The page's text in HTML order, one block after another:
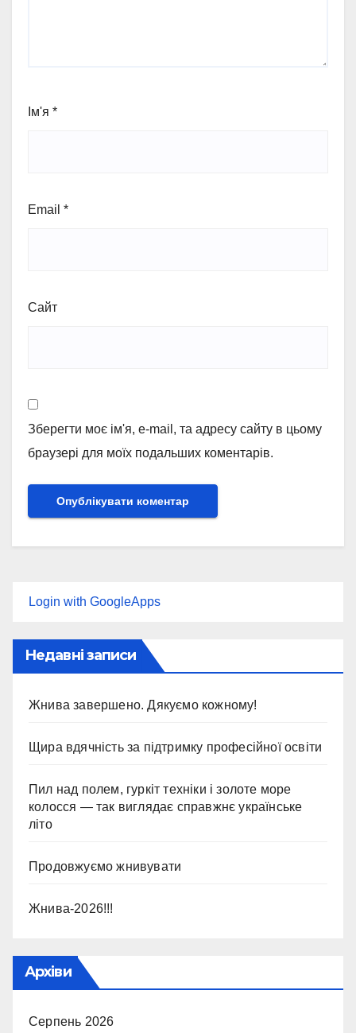
Ім'я *
Email *
Сайт
Зберегти моє ім'я, e-mail, та адресу сайту в цьому
браузері для моїх подальших коментарів.
Login with GoogleApps
Недавні записи
Жнива завершено. Дякуємо кожному!
Щира вдячність за підтримку професійної освіти
Пил над полем, гуркіт техніки і золоте море
колосся — так виглядає справжнє українське
літо
Продовжуємо жнивувати
Жнива-2026!!!
Архіви
Серпень 2026